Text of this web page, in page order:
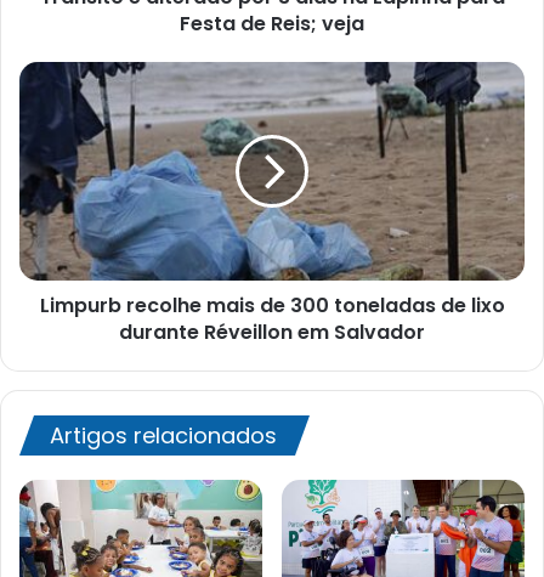
veja
Festa de Reis; veja
Limpurb
mais
300
toneladas
de
lixo
durante
Réveillon
Limpurb recolhe mais de 300 toneladas de lixo
durante Réveillon em Salvador
Artigos relacionados